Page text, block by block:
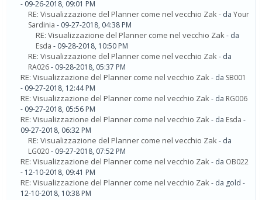
- 09-26-2018, 09:01 PM
RE: Visualizzazione del Planner come nel vecchio Zak- da Your
Sardinia - 09-27-2018, 04:38 PM
RE: Visualizzazione del Planner come nel vecchio Zak- da
Esda - 09-28-2018, 10:50 PM
RE: Visualizzazione del Planner come nel vecchio Zak- da
RA026- 09-28-2018, 05:37 PM
RE: Visualizzazione del Planner come nel vecchio Zak- da SB001
- 09-27-2018, 12:44 PM
RE: Visualizzazione del Planner come nel vecchio Zak- da RG006
- 09-27-2018, 05:56 PM
RE: Visualizzazione del Planner come nel vecchio Zak- da Esda -
09-27-2018, 06:32 PM
RE: Visualizzazione del Planner come nel vecchio Zak- da
LG020- 09-27-2018, 07:52 PM
RE: Visualizzazione del Planner come nel vecchio Zak- da OB022
- 12-10-2018, 09:41 PM
RE: Visualizzazione del Planner come nel vecchio Zak- da gold -
12-10-2018, 10:38 PM